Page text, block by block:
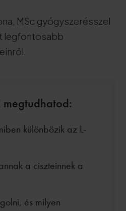
MSc gyógyszerésszel
legfontosabb
különbözik az L-
a ciszteinnek a
és milyen